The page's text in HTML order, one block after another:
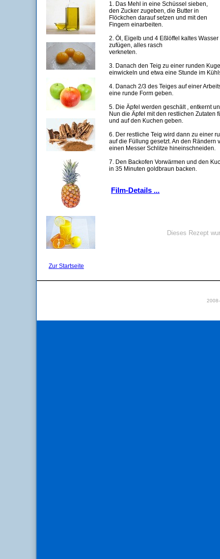
1. Das Mehl in eine Schüssel sieben,
den Zucker zugeben, die Butter in
Flöckchen darauf setzen und mit den
Fingern einarbeiten.
2. Öl, Eigelb und 4 Eßlöffel kaltes Wasser
zufügen, alles rasch
verkneten.
3. Danach den Teig zu einer runden
einwickeln und etwa eine Stunde im
4. Danach 2/3 des Teiges auf einer
eine runde Form geben.
5. Die Äpfel werden geschält , entkernt
Nun die Äpfel mit den restlichen Zutaten
und auf den Kuchen geben.
6. Der restliche Teig wird dann zu einer
auf die Füllung gesetzt. An den Rändern
einen Messer Schlitze hineinschneiden.
7. Den Backofen Vorwärmen und den
in 35 Minuten goldbraun backen.
Film-Details ...
Dieses Rezept
Zur Startseite